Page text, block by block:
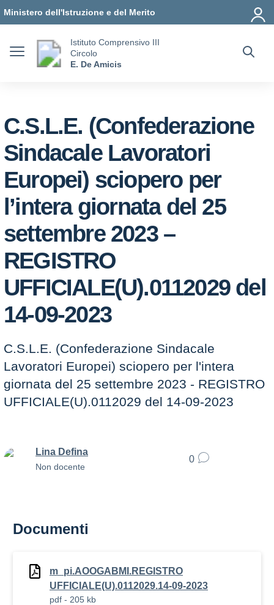
Ministero dell'Istruzione e del Merito
Istituto Comprensivo III
Circolo
E. De Amicis
C.S.L.E. (Confederazione
Sindacale Lavoratori
Europei) sciopero per
l’intera giornata del 25
settembre 2023 –
REGISTRO
UFFICIALE(U).0112029 del
14-09-2023
C.S.L.E. (Confederazione Sindacale
Lavoratori Europei) sciopero per l'intera
giornata del 25 settembre 2023 - REGISTRO
UFFICIALE(U).0112029 del 14-09-2023
Lina Defina
Non docente
0
Documenti
m_pi.AOOGABMI.REGISTRO
UFFICIALE(U).0112029.14-09-2023
pdf - 205 kb